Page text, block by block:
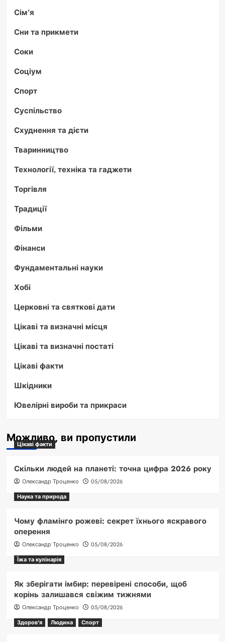
Сім'я
Сни та прикмети
Соки
Соціум
Спорт
Суспільство
Схуднення та дієти
Тваринництво
Технології, техніка та гаджети
Торгівля
Традиції
Фільми
Фінанси
Фундаментальні науки
Хобі
Церковні та святкові дати
Цікаві та визначні місця
Цікаві та визначні постаті
Цікаві факти
Шкідники
Ювелірні вироби та прикраси
Можливо, ви пропустили
Цікаві факти
Скільки людей на планеті: точна цифра 2026 року
Олександр Троценко
05/08/2026
Наука та природа
Чому фламінго рожеві: секрет їхнього яскравого
оперення
Олександр Троценко
05/08/2026
Їжа та кулінарія
Як зберігати імбир: перевірені способи, щоб
корінь залишався свіжим тижнями
Олександр Троценко
05/08/2026
Здоров'я
Людина Спорт